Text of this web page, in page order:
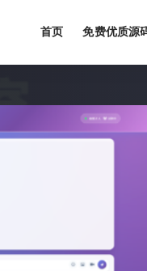
首页 免费优质源